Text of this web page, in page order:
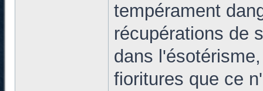
tempérament
récupérations de
dans
fioritures que ce